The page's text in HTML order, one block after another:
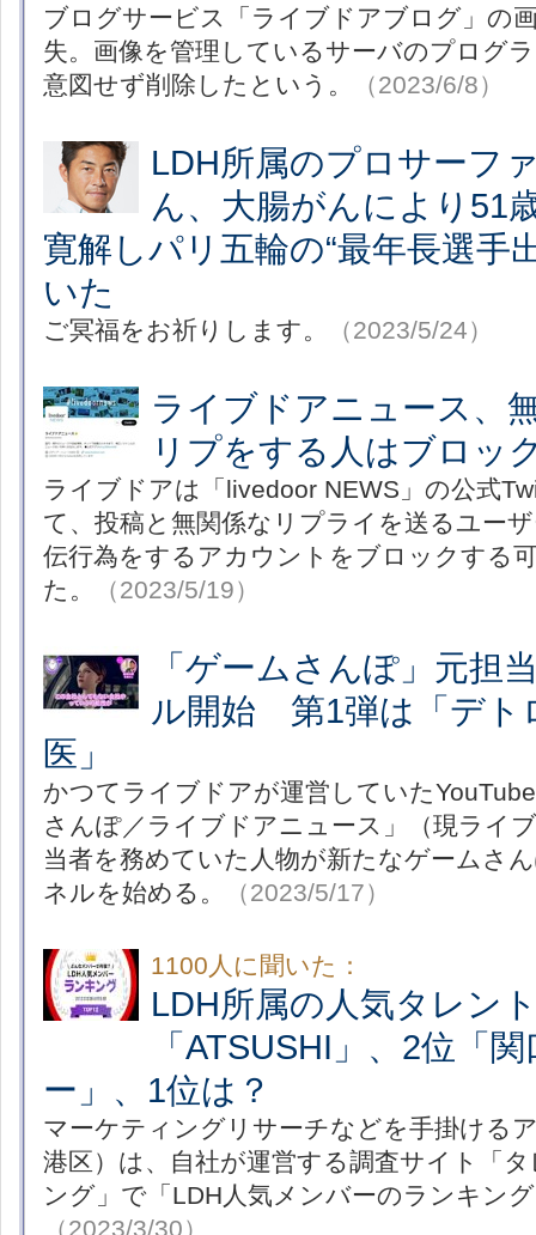
ブログサービス「ライブドアブログ」の
失。画像を管理しているサーバのプログ
意図せず削除したという。
（2023/6/8）
LDH所属のプロサーフ
ん、大腸がんにより
寛解しパリ五輪の“最年長選手
いた
ご冥福をお祈りします。 （2023/5/24）
ライブドアニュース、
リプをする人はブロッ
ライブドアは「livedoor NEWS」の公式
て、投稿と無関係なリプライを送るユー
伝行為をするアカウントをブロックする
た。
（2023/5/19）
「ゲームさんぽ」元担
ル開始 第1弾は「デト
医」
かつてライブドアが運営していた
さんぽ／ライブドアニュース」（現ライ
当者を務めていた人物が新たなゲームさ
ネルを始める。
（2023/5/17）
1100人に聞いた：
LDH所属の人気タレン
「ATSUSHI」、2位「
ー」、1位は？
マーケティングリサーチなどを手掛ける
港区）は、自社が運営する調査サイト「
ング」で「LDH人気メンバーのランキン
（2023/3/30）